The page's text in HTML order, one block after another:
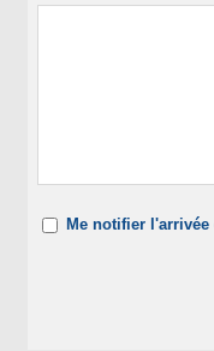
Me notifier